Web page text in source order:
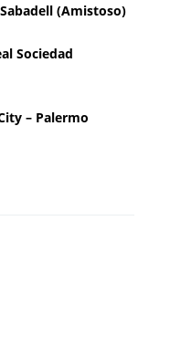
(Amistoso)
Sociedad
– Palermo